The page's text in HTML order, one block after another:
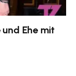
und Ehe mit